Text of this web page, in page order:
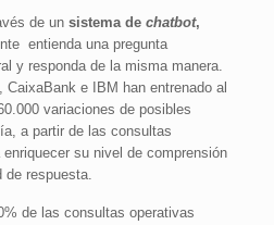
de un sistema dechatbot,
entienda una pregunta
y responda de la misma manera.
CaixaBank e IBM han entrenado al
variaciones de posibles
a partir de las consultas
su nivel de comprensión
de respuesta.
de las consultas operativas